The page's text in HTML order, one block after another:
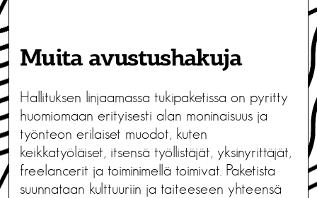
Muita avustushakuja
Hallituksen linjaamassa tukipaketissa on pyritty
huomiomaan erityisesti alan moninaisuus ja
työnteon erilaiset muodot, kuten
keikkatyöläiset, itsensä työllistäjät, yksinyrittäjät,
freelancerit ja toiminimellä toimivat. Paketista
suunnataan kulttuuriin ja taiteeseen yhteensä